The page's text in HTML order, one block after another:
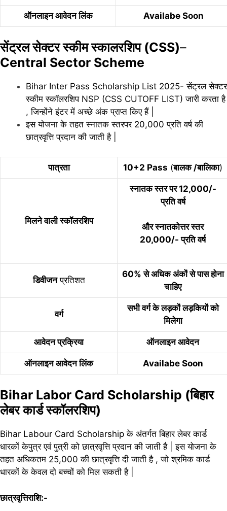
ऑनलाइन आवेदन लिंक Availabe Soon
सेंट्रल सेक्टर स्कीम स्कालरशिप (CSS)–
Central Sector Scheme
Bihar Inter Pass Scholarship List 2025- सेंट्रल सेक्टर
स्कीम स्कॉलरशिप NSP (CSS CUTOFF LIST) जारी करता है
, जिन्होंने इंटर में अच्छे अंक प्राप्त किए हैं |
इस योजना के तहत स्नातक स्तरपर 20,000 प्रति वर्ष की
छात्रवृत्ति प्रदान की जाती है |
पात्रता 10+2 Pass (बालक /बालिका)
मिलने वाली स्कॉलरशिप
स्नातक स्तर पर 12,000/-
प्रति वर्ष
और स्नातकोत्तर स्तर
20,000/- प्रति वर्ष
डिवीजनप्रतिशत
60% से अधिक अंकों से पास होना
चाहिए
वर्ग
सभी वर्ग के लड़कों लड़कियों को
मिलेगा
आवेदन प्रक्रिया ऑनलाइन आवेदन
ऑनलाइन आवेदन लिंक Availabe Soon
Bihar Labor Card Scholarship (बिहार
लेबर कार्ड स्कॉलरशिप)
Bihar Labour Card Scholarship के अंतर्गत बिहार लेबर कार्ड
धारकों केपुत्र एवं पुत्री को छात्रवृत्ति प्रदान की जाती है | इस योजना के
तहत अधिकतम 25,000 की छात्रवृत्ति दी जाती है , जो श्रमिक कार्ड
धारकों के केवल दो बच्चों को मिल सकती है |
छात्रवृत्तिराशि:-